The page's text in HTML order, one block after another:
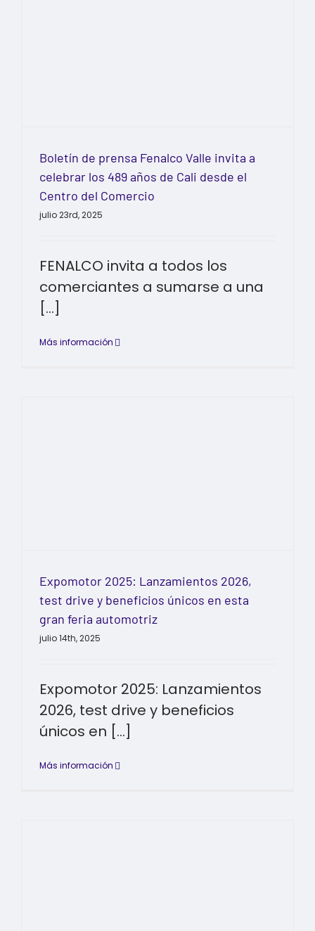
Boletín de prensa Fenalco Valle invita a
celebrar los 489 años de Cali desde el
Centro del Comercio
julio 23rd, 2025
FENALCO invita a todos los
comerciantes a sumarse a una
[...]
Más información
Expomotor 2025: Lanzamientos 2026,
test drive y beneficios únicos en esta
gran feria automotriz
julio 14th, 2025
Expomotor 2025: Lanzamientos
2026, test drive y beneficios
únicos en [...]
Más información